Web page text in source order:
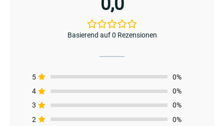
Basierend auf 0 Rezensionen
5
0%
4
0%
3
0%
2
0%